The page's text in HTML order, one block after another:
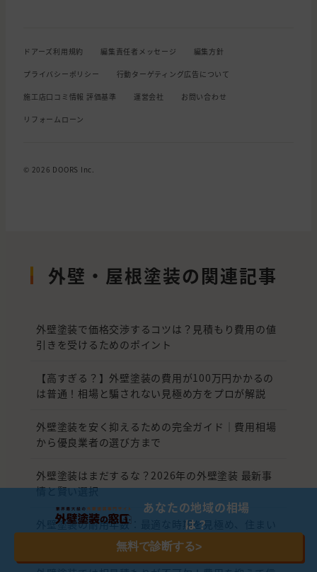
ドアーズ利用規約 編集責任者メッセージ 編集方針
プライバシーポリシー 行動ターゲティング広告について
施工店口コミ情報 評価基準 運営会社 お問い合わせ
リフォームローン
© 2026 DOORS Inc.
外壁・屋根塗装の関連記事
外壁塗装で価格交渉するコツは？見積もり費用の値
引きを受けるためのポイント
【高すぎる？】外壁塗装の費用が100万円かかるの
は普通！相場と騙されない見極め方をプロが解説
外壁塗装を安く抑えるための完全ガイド｜費用相場
から優良業者の選び方まで
外壁塗装はまだするな？2026年の外壁塗装 最新事
情と賢い選択
外壁塗装の耐用年数：最適な時期を見極め、住まい
あなたの地域の相場
は？
無料で診断する>